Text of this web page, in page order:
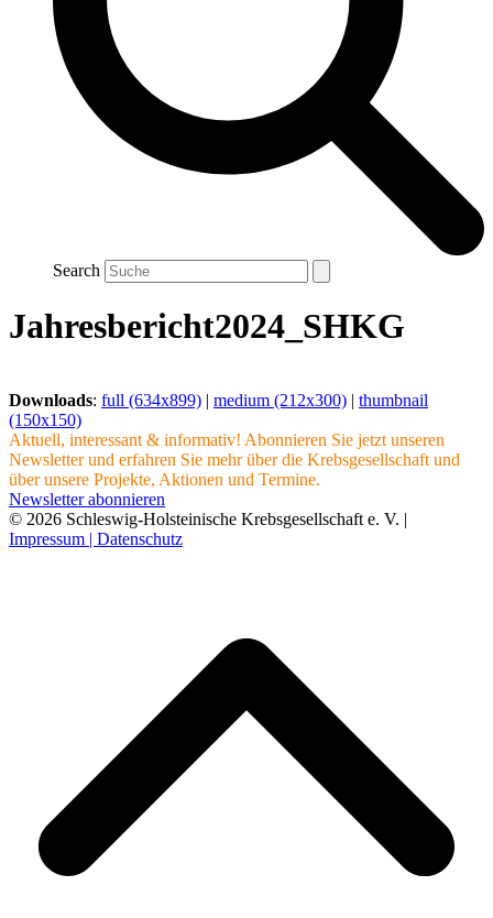
Search
Jahresbericht2024_SHKG
Downloads: full (634x899) | medium (212x300) | thumbnail
(150x150)
Aktuell, interessant & informativ! Abonnieren Sie jetzt unseren
Newsletter und erfahren Sie mehr über die Krebsgesellschaft und
über unsere Projekte, Aktionen und Termine.
Newsletter abonnieren
© 2026 Schleswig-Holsteinische Krebsgesellschaft e. V. |
Impressum | Datenschutz